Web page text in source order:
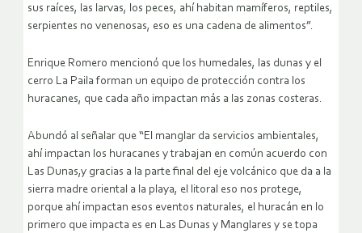
sus raíces, las larvas, los peces, ahí habitan mamíferos, reptiles,
serpientes no venenosas, eso es una cadena de alimentos”.
Enrique Romero mencionó que los humedales, las dunas y el
cerro La Paila forman un equipo de protección contra los
huracanes, que cada año impactan más a las zonas costeras.
Abundó al señalar que “El manglar da servicios ambientales,
ahí impactan los huracanes y trabajan en común acuerdo con
Las Dunas,y gracias a la parte final del eje volcánico que da a la
sierra madre oriental a la playa, el litoral eso nos protege,
porque ahí impactan esos eventos naturales, el huracán en lo
primero que impacta es en Las Dunas y Manglares y se topa